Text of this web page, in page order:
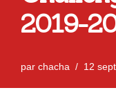
2019-
par chacha 12